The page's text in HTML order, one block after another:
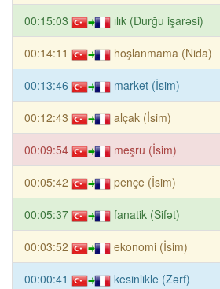
00:15:03 ılık (Durğu işarəsi)
00:14:11 hoşlanmama (Nida)
00:13:46 market (İsim)
00:12:43 alçak (İsim)
00:09:54 meşru (İsim)
00:05:42 pençe (İsim)
00:05:37 fanatik (Sifət)
00:03:52 ekonomi (İsim)
00:00:41 kesinlikle (Zərf)